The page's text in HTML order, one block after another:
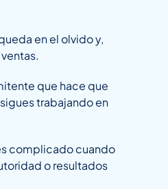
en el olvido y,
que hace que
trabajando en
complicado cuando
o resultados